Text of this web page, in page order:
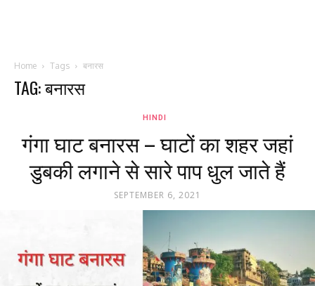
Home Tags बनारस
TAG: बनारस
HINDI
गंगा घाट बनारस – घाटों का शहर जहां
डुबकी लगाने से सारे पाप धुल जाते हैं
SEPTEMBER 6, 2021